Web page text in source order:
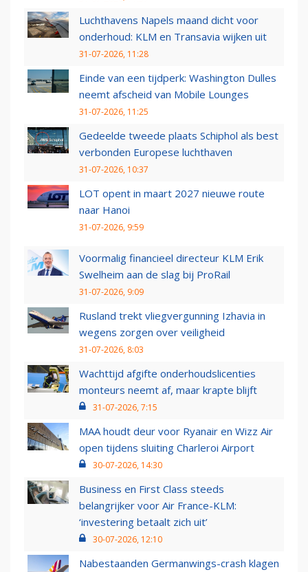
Luchthavens Napels maand dicht voor
onderhoud: KLM en Transavia wijken uit
31-07-2026, 11:28
Einde van een tijdperk: Washington Dulles
neemt afscheid van Mobile Lounges
31-07-2026, 11:25
Gedeelde tweede plaats Schiphol als best
verbonden Europese luchthaven
31-07-2026, 10:37
LOT opent in maart 2027 nieuwe route
naar Hanoi
31-07-2026, 9:59
Voormalig financieel directeur KLM Erik
Swelheim aan de slag bij ProRail
31-07-2026, 9:09
Rusland trekt vliegvergunning Izhavia in
wegens zorgen over veiligheid
31-07-2026, 8:03
Wachttijd afgifte onderhoudslicenties
monteurs neemt af, maar krapte blijft
31-07-2026, 7:15
MAA houdt deur voor Ryanair en Wizz Air
open tijdens sluiting Charleroi Airport
30-07-2026, 14:30
Business en First Class steeds
belangrijker voor Air France-KLM:
‘investering betaalt zich uit’
30-07-2026, 12:10
Nabestaanden Germanwings-crash klagen